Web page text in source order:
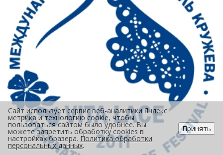
Сайт использует сервис веб-аналитики Яндекс
метрика и технологию cookie, чтобы
пользоваться сайтом было удобнее. Вы
можете запретить обработку cookies в
настройках бразера. Политика обработки
персональных данных.
Принять